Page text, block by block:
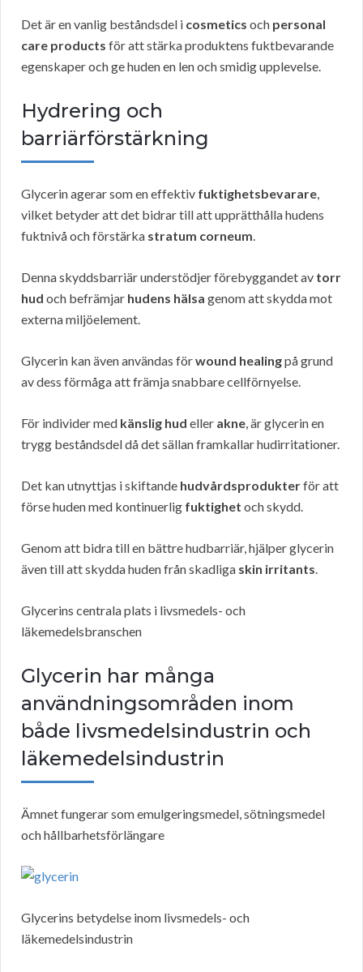
Det är en vanlig beståndsdel i cosmetics och personal
care products för att stärka produktens fuktbevarande
egenskaper och ge huden en len och smidig upplevelse.
Hydrering och
barriärförstärkning
Glycerin agerar som en effektiv fuktighetsbevarare,
vilket betyder att det bidrar till att upprätthålla hudens
fuktnivå och förstärka stratum corneum.
Denna skyddsbarriär understödjer förebyggandet av torr
hud och befrämjar hudens hälsa genom att skydda mot
externa miljöelement.
Glycerin kan även användas förwound healingpå grund
av dess förmåga att främja snabbare cellförnyelse.
För individer med känslig hud eller akne, är glycerin en
trygg beståndsdel då det sällan framkallar hudirritationer.
Det kan utnyttjas i skiftande hudvårdsprodukterför att
förse huden med kontinuerlig fuktighet och skydd.
Genom att bidra till en bättre hudbarriär, hjälper glycerin
även till att skydda huden från skadliga skin irritants.
Glycerins centrala plats i livsmedels- och
läkemedelsbranschen
Glycerin har många
användningsområden inom
både livsmedelsindustrin och
läkemedelsindustrin
Ämnet fungerar som emulgeringsmedel, sötningsmedel
och hållbarhetsförlängare
Glycerins betydelse inom livsmedels- och
läkemedelsindustrin